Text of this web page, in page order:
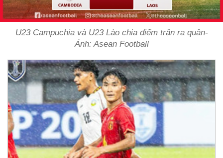
U23 Campuchia và U23 Lào chia điểm trận ra quân-
Ảnh: Asean Football